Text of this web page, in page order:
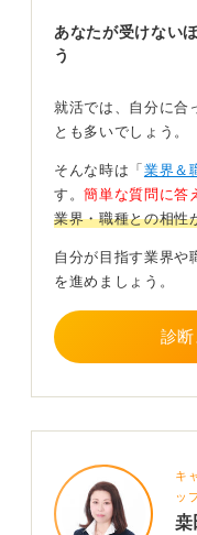
すね。
をアピールしよう
すが、新卒・第二新
的思考力、コミュ
どの「ビジネス基礎
社会人として培った
ルに「変換」してア
たとえばコミュニケ
ば、「営業マンと
に業務を進めた経験
す。」といった具
ードを交えてアピー
あなたが受けない
う
就活では、自分に合
とも多いでしょう。
そんな時は「 業界＆
す。簡単な質問に答
業界・職種との相性
自分が目指す業界や
を進めましょう。
診断
キ
ッ
桒